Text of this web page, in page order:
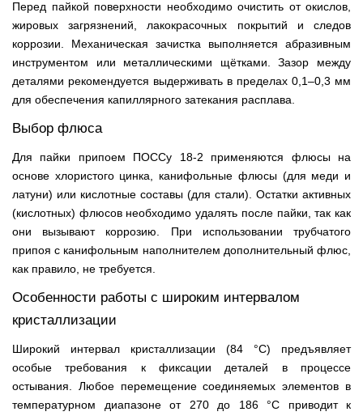
Перед пайкой поверхности необходимо очистить от окислов,
жировых загрязнений, лакокрасочных покрытий и следов
коррозии. Механическая зачистка выполняется абразивным
инструментом или металлическими щётками. Зазор между
деталями рекомендуется выдерживать в пределах 0,1–0,3 мм
для обеспечения капиллярного затекания расплава.
Выбор флюса
Для пайки припоем ПОССу 18-2 применяются флюсы на
основе хлористого цинка, канифольные флюсы (для меди и
латуни) или кислотные составы (для стали). Остатки активных
(кислотных) флюсов необходимо удалять после пайки, так как
они вызывают коррозию. При использовании трубчатого
припоя с канифольным наполнителем дополнительный флюс,
как правило, не требуется.
Особенности работы с широким интервалом
кристаллизации
Широкий интервал кристаллизации (84 °С) предъявляет
особые требования к фиксации деталей в процессе
остывания. Любое перемещение соединяемых элементов в
температурном диапазоне от 270 до 186 °С приводит к